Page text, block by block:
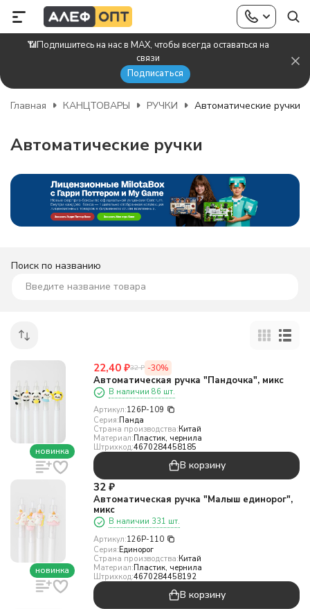
📶Подпишитесь на нас в MAX, чтобы всегда оставаться на
связи
Подписаться
Главная КАНЦТОВАРЫ РУЧКИ Автоматические ручки
Автоматические ручки
Поиск по названию
новинка
22,40 ₽32 ₽ -30%
Автоматическая ручка "Пандочка", микс
В наличии 86 шт.
Артикул:126P-109
Серия:Панда
Страна производства:Китай
Материал:Пластик, чернила
Штрихкод:4670284458185
В корзину
новинка
32 ₽
Автоматическая ручка "Малыш единорог",
микс
В наличии 331 шт.
Артикул:126P-110
Серия:Единорог
Страна производства:Китай
Материал:Пластик, чернила
Штрихкод:4670284458192
В корзину